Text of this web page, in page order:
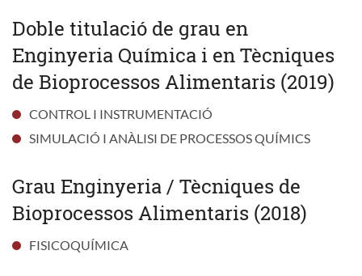
Doble titulació de grau en
Enginyeria Química i en Tècniques
de Bioprocessos Alimentaris (2019)
CONTROL I INSTRUMENTACIÓ
SIMULACIÓ I ANÀLISI DE PROCESSOS QUÍMICS
Grau Enginyeria / Tècniques de
Bioprocessos Alimentaris (2018)
FISICOQUÍMICA